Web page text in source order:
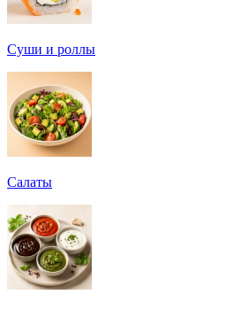
Суши и роллы
Салаты